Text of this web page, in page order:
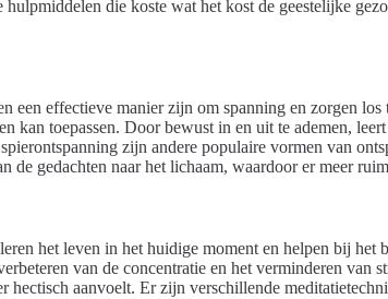
die koste wat het kost de geestelijke
een effectieve manier zijn om spanning en zorgen los
kan toepassen. Door bewust in en uit te ademen,
zijn andere populaire vormen van
de gedachten naar het lichaam, waardoor er meer
het leven in het huidige moment en helpen bij het
van de concentratie en het verminderen van
hectisch aanvoelt. Er zijn verschillende